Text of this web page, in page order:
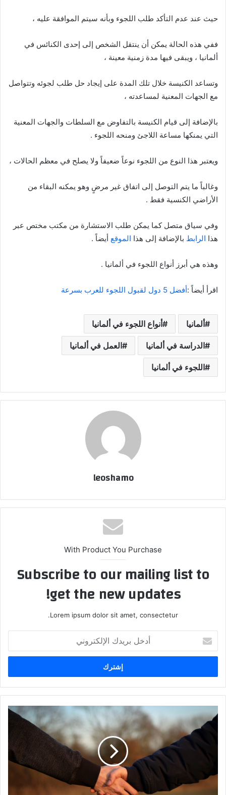
حيث عند عدم التأكد طلب اللجوء وبأنه سيتم الموافقة عليه ،
ففي هذه الحالة يمكن أن ينتقل الشخص إلى إحدى الكنائس في
ألمانيا ، ويبقى فيها مدة زمنية معينة ،
وتساعد الكنيسة خلال تلك المدة على إيجاد حل طلب لجوئه وتتواصل
مع الجهات المعنية لمساعدته ،
بالإضافة إلى قيام الكنيسة بالتفاوض مع السلطات والجهات المعنية
التي يمنكها مساعة اللاجئ ومنحه اللجوء .
ويعتبر هذا النوع من اللجوء نوعاً ضعيفاً ولا يصلح في معظم الحالات ،
وغالباً ما يتم التوصل إلى اتفاق غير مرضٍ وهو يمكنه البقاء من
الأراضي الكنسية فقط .
وفي سياق متصل كما يمكن طلب الاستشارة من مكتب مختص عبر
هذا الرابط بالإضافة إلى هذا الموقع أيضاً .
وهذه هي أبرز أنواع اللجوء في ألمانيا .
اقرأ أيضاً :أفضل 5 دول لقبول اللجوء للعرب بسرعة
ألمانيا أنواع اللجوء في ألمانيا
الدراسة في ألمانيا العمل في ألمانيا
اللجوء في ألمانيا
leoshamo
With Product You Purchase
Subscribe to our mailing list to
get the new updates!
Lorem ipsum dolor sit amet, consectetur.
بريدك
الإلكتروني
المتسامحة
اللجوء